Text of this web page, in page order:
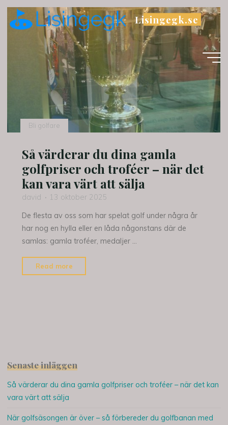
Skip
content
Lisingegk.se
Bli golfare
Så värderar du dina gamla
golfpriser och troféer – när det
kan vara värt att sälja
david
13 oktober 2025
De flesta av oss som har spelat golf under några år
har nog en hylla eller en låda någonstans där de
samlas: gamla troféer, medaljer …
Read more
värderar
–
vara
Senaste inläggen
Så värderar du dina gamla golfpriser och troféer – när det kan
vara värt att sälja
När golfsäsongen är över – så förbereder du golfbanan med